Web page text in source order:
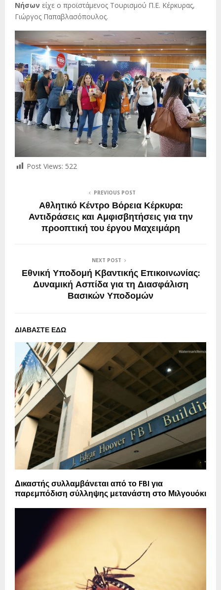
Νήσων είχε ο προϊστάμενος Τουρισμού Π.Ε. Κέρκυρας,
Γιώργος Παπαβλασόπουλος.
Post Views: 522
PREVIOUS POST
Αθλητικό Κέντρο Βόρεια Κέρκυρα:
Αντιδράσεις και Αμφισβητήσεις για την
προοπτική του έργου Μαχειμάρη
NEXT POST
Εθνική Υποδομή Κβαντικής Επικοινωνίας:
Δυναμική Ασπίδα για τη Διασφάλιση
Βασικών Υποδομών
ΔΙΑΒΑΣΤΕ ΕΔΩ
Δικαστής συλλαμβάνεται από το FBI για
παρεμπόδιση σύλληψης μετανάστη στο Μιλγουόκι